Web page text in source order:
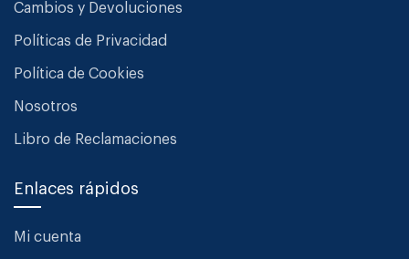
Cambios y Devoluciones
Políticas de Privacidad
Política de Cookies
Nosotros
Libro de Reclamaciones
Enlaces rápidos
Mi cuenta